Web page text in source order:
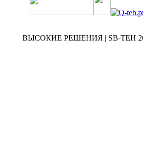
ВЫСОКИЕ РЕШЕНИЯ | SB-TEH